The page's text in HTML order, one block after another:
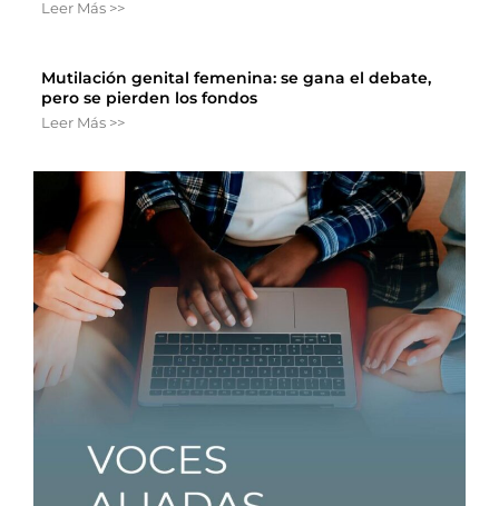
Leer Más >>
Mutilación genital femenina: se gana el debate,
pero se pierden los fondos
Leer Más >>